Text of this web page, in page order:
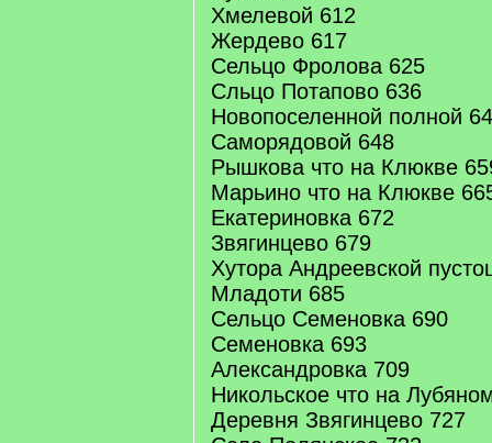
Хмелевой 612
Жердево 617
Сельцо Фролова 625
Сльцо Потапово 636
Новопоселенной полной
Саморядовой 648
Рышкова что на Клюкве
Марьино что на Клюкве
Екатериновка 672
Звягинцево 679
Хутора Андреевской
Младоти 685
Сельцо Семеновка 690
Семеновка 693
Александровка 709
Никольское что на
Деревня Звягинцево 727